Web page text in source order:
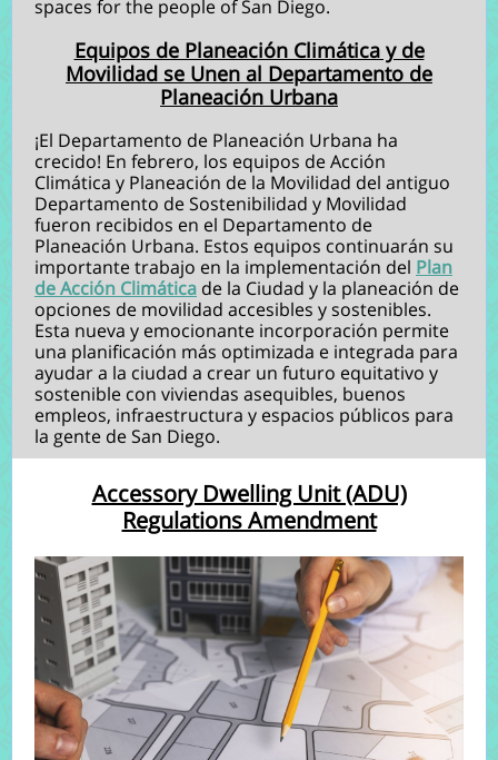
spaces for the people of San Diego.
Equipos de Planeación Climática y de
Movilidad se Unen al Departamento de
Planeación Urbana
¡El Departamento de Planeación Urbana ha
crecido! En febrero, los equipos de Acción
Climática y Planeación de la Movilidad del antiguo
Departamento de Sostenibilidad y Movilidad
fueron recibidos en el Departamento de
Planeación Urbana. Estos equipos continuarán su
importante trabajo en la implementación del Plan
de Acción Climática de la Ciudad y la planeación de
opciones de movilidad accesibles y sostenibles.
Esta nueva y emocionante incorporación permite
una planificación más optimizada e integrada para
ayudar a la ciudad a crear un futuro equitativo y
sostenible con viviendas asequibles, buenos
empleos, infraestructura y espacios públicos para
la gente de San Diego.
Accessory Dwelling Unit (ADU)
Regulations Amendment